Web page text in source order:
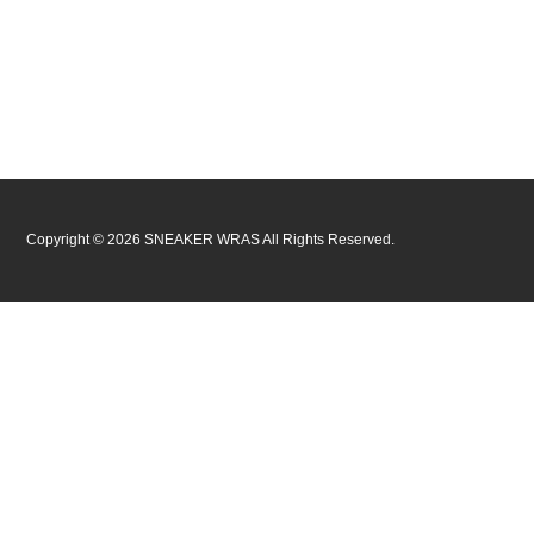
Copyright © 2026 SNEAKER WRASAll Rights Reserved.